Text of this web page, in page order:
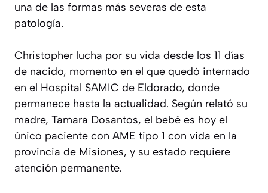
una de las formas más severas de esta
patología.
Christopher lucha por su vida desde los 11 días
de nacido, momento en el que quedó internado
en el Hospital SAMIC de Eldorado, donde
permanece hasta la actualidad. Según relató su
madre, Tamara Dosantos, el bebé es hoy el
único paciente con AME tipo 1 con vida en la
provincia de Misiones, y su estado requiere
atención permanente.